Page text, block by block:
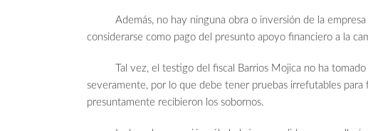
Además, no hay ninguna obra o inversión de la empresa
considerarse como pago del presunto apoyo financiero a la
Tal vez, el testigo del fiscal Barrios Mojica no ha tomado
severamente, por lo que debe tener pruebas irrefutables
presuntamente recibieron los sobornos.